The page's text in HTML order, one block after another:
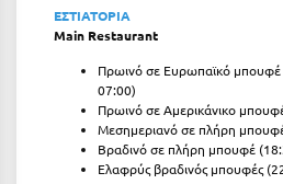
Μονεμβασιά
Μπαλί Κρήτης
Μπάνσκο
ΕΣΤΙΑΤΟΡΙΑ
Main Restaurant
Πρωινό σε Ευρωπαϊκό
07:00)
Πρωινό σε Αμερικάνικο
Μεσημεριανό σε πλήρη
Βραδινό σε πλήρη μπουφέ
Ελαφρύς βραδινός μπουφές